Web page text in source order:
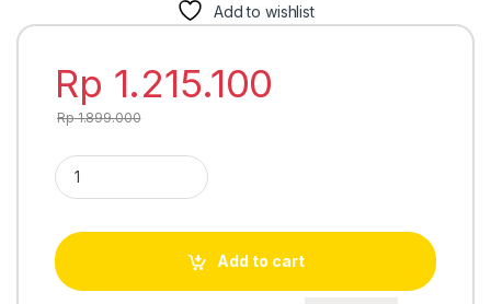
Add to wishlist
Rp 1.215.100
Rp1.899.000
Casio A120WEG-9A full digital quantity
Add to cart